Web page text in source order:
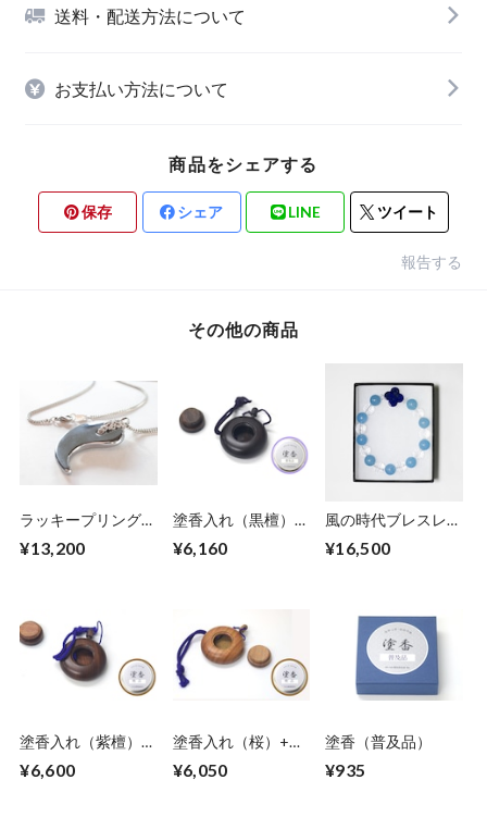
送料・配送方法について
お支払い方法について
商品をシェアする
保存 シェア LINE ツイート
報告する
その他の商品
ラッキープリング
サージカルステンレ
スチェーンタイプ
¥13,200
塗香入れ（黒檀）
+塗香（上品） セッ
ト
¥6,160
風の時代ブレスレッ
ト（富士川碧砂によ
るエネルギー入れ）
¥16,500
塗香入れ（紫檀）
+塗香（極品） セッ
ト
¥6,600
塗香入れ（桜）+塗
香（極品） セット
¥6,050
塗香（普及品）
¥935